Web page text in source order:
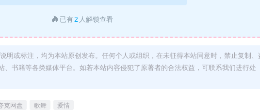
已有2 人解锁查看
明或标注，均为本站原创发布。任何个人或组织，在未征得本站同意时，禁止复制、
、书籍等各类媒体平台。如若本站内容侵犯了原著者的合法权益，可联系我们进行处
克网盘 歌舞 爱情